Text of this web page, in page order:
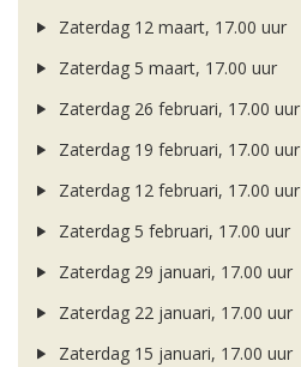
Zaterdag 12 maart, 17.00 uur
Zaterdag 5 maart, 17.00 uur
Zaterdag 26 februari, 17.00 uur
Zaterdag 19 februari, 17.00 uur
Zaterdag 12 februari, 17.00 uur
Zaterdag 5 februari, 17.00 uur
Zaterdag 29 januari, 17.00 uur
Zaterdag 22 januari, 17.00 uur
Zaterdag 15 januari, 17.00 uur